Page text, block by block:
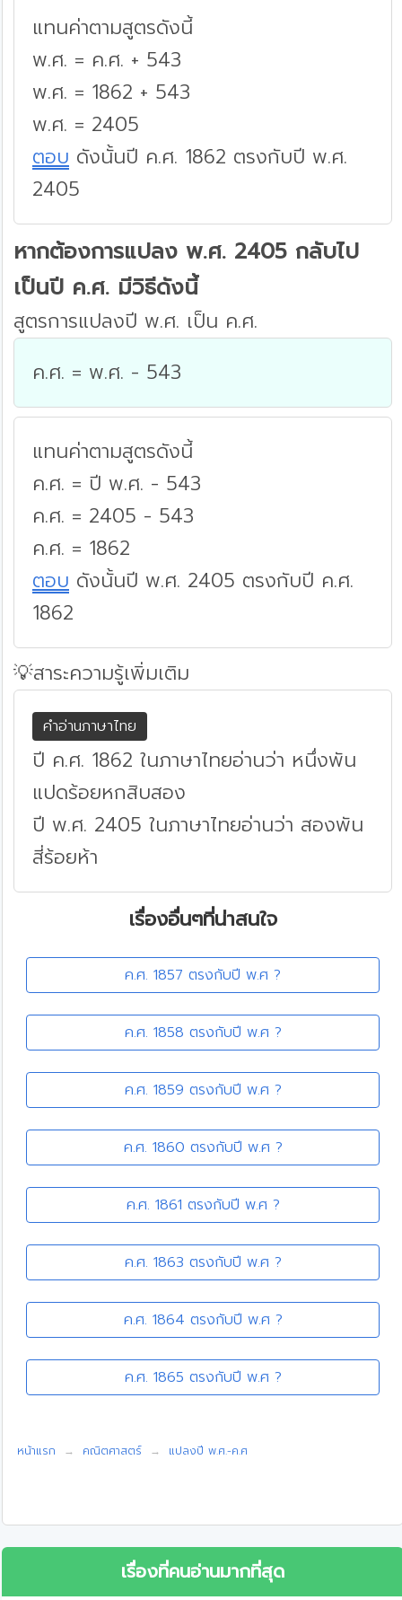
แทนค่าตามสูตรดังนี้
พ.ศ. = ค.ศ. + 543
พ.ศ. = 1862 + 543
พ.ศ. = 2405
ตอบ ดังนั้นปี ค.ศ. 1862 ตรงกับปี พ.ศ.
2405
หากต้องการแปลง พ.ศ. 2405 กลับไป
เป็นปี ค.ศ. มีวิธีดังนี้
สูตรการแปลงปี พ.ศ. เป็น ค.ศ.
ค.ศ. = พ.ศ. - 543
แทนค่าตามสูตรดังนี้
ค.ศ. = ปี พ.ศ. - 543
ค.ศ. = 2405 - 543
ค.ศ. = 1862
ตอบ ดังนั้นปี พ.ศ. 2405 ตรงกับปี ค.ศ.
1862
💡สาระความรู้เพิ่มเติม
คำอ่านภาษาไทย
ปี ค.ศ. 1862 ในภาษาไทยอ่านว่า หนึ่งพัน
แปดร้อยหกสิบสอง
ปี พ.ศ. 2405 ในภาษาไทยอ่านว่า สองพัน
สี่ร้อยห้า
เรื่องอื่นๆที่น่าสนใจ
ค.ศ. 1857 ตรงกับปี พ.ศ ?
ค.ศ. 1858 ตรงกับปี พ.ศ ?
ค.ศ. 1859 ตรงกับปี พ.ศ ?
ค.ศ. 1860 ตรงกับปี พ.ศ ?
ค.ศ. 1861 ตรงกับปี พ.ศ ?
ค.ศ. 1863 ตรงกับปี พ.ศ ?
ค.ศ. 1864 ตรงกับปี พ.ศ ?
ค.ศ. 1865 ตรงกับปี พ.ศ ?
หน้าแรก คณิตศาสตร์ แปลงปี พ.ศ.-ค.ศ
เรื่องที่คนอ่านมากที่สุด